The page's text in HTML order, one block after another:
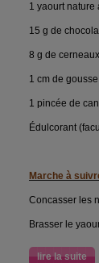
1 yaourt nature
15 g de
8 g de
1 cm de
1 pincée de
Édulcorant
Marche à
Concasser les
Brasser le
lire la suite